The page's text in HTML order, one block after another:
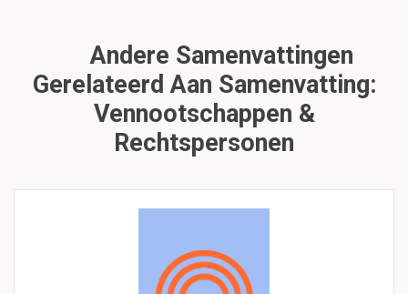
Andere Samenvattingen
Gerelateerd Aan Samenvatting:
Vennootschappen &
Rechtspersonen